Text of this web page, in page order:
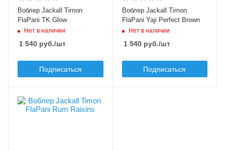
Вес приманки, гр
1.9
Плавучесть
floating (F)
Воблер Jackall Timon
FlaPani TK Glow
Нет в наличии
1 540 руб./шт
Подписаться
Вес приманки, гр
1.9
Плавучесть
floating (F)
Воблер Jackall Timon
FlaPani Yaji Perfect Brown
Нет в наличии
1 540руб./шт
Подписаться
Цвет приманки
Rum Raisins